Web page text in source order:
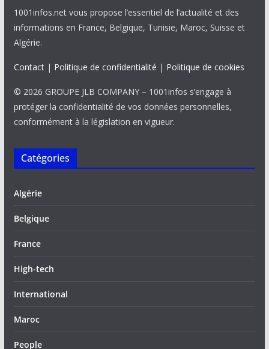
1001infos.net vous propose l’essentiel de l’actualité et des
informations en France, Belgique, Tunisie, Maroc, Suisse et
Algérie.
Contact| Politique de confidentialité | Politique de cookies
© 2026 GROUPE JLB COMPANY – 1001infos s’engage à
protéger la confidentialité de vos données personnelles,
conformément à la législation en vigueur.
Catégories
Algérie
Belgique
France
High-tech
International
Maroc
People